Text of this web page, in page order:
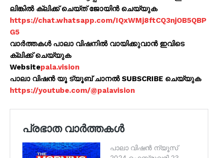
ലിങ്കിൽ ക്ലിക്ക് ചെയ്ത് ജോയിൻ ചെയ്യുക
https://chat.whatsapp.com/IQxWMj8ftCQ3njOB5QBP
G5
വാർത്തകൾ പാലാ വിഷനിൽ വായിക്കുവാൻ ഇവിടെ
ക്ലിക്ക് ചെയ്യുക
Websitepala.vision
പാലാ വിഷൻ യൂ ട്യൂബ് ചാനൽ SUBSCRIBE ചെയ്യുക
https://youtube.com/@palavision